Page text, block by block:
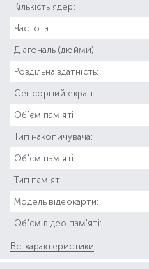
Кількість ядер:
Частота:
Діагональ (дюйми):
Роздільна здатність:
Сенсорний екран:
Об'єм пам'яті :
Тип накопичувача:
Об'єм пам'яті:
Тип пам'яті:
Модель відеокарти:
Об'єм відео пам'яті:
Всі характеристики